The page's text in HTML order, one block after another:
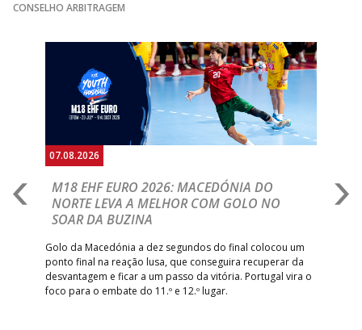
CONSELHO ARBITRAGEM
07.08.2026
M18 EHF EURO 2026: MACEDÓNIA DO
NORTE LEVA A MELHOR COM GOLO NO
SOAR DA BUZINA
Golo da Macedónia a dez segundos do final colocou um
ponto final na reação lusa, que conseguira recuperar da
desvantagem e ficar a um passo da vitória. Portugal vira o
foco para o embate do 11.º e 12.º lugar.